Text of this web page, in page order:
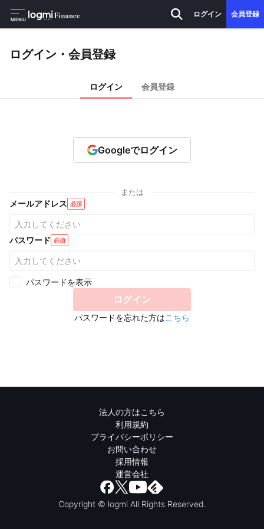
MENU
ログイン 会員登録
ログイン・会員登録
ログイン 会員登録
Googleでログイン
または
メールアドレス 必須
パスワード 必須
パスワードを表示
ログイン
パスワードを忘れた方はこちら
法人の方はこちら
利用規約
プライバシーポリシー
お問い合わせ
採用情報
運営会社
Copyright © logmi All Rights Reserved.